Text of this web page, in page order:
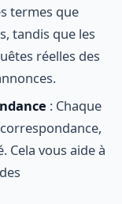
termes que
tandis que les
réelles des
: Chaque
Cela vous aide à